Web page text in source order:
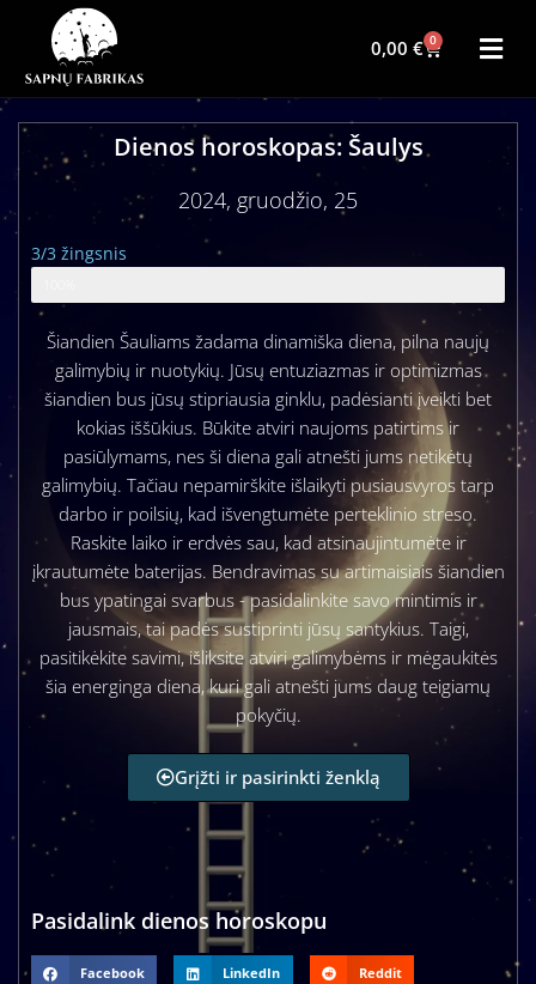
0,00 € 0
Dienos horoskopas: Šaulys
2024, gruodžio, 25
3/3 žingsnis
Šiandien Šauliams žadama dinamiška diena, pilna naujų
galimybių ir nuotykių. Jūsų entuziazmas ir optimizmas
šiandien bus jūsų stipriausia ginklu, padėsianti įveikti bet
kokias iššūkius. Būkite atviri naujoms patirtims ir
pasiūlymams, nes ši diena gali atnešti jums netikėtų
galimybių. Tačiau nepamirškite išlaikyti pusiausvyros tarp
darbo ir poilsių, kad išvengtumėte perteklinio streso.
Raskite laiko ir erdvės sau, kad atsinaujintumėte ir
įkrautumėte baterijas. Bendravimas su artimaisiais šiandien
bus ypatingai svarbus - pasidalinkite savo mintimis ir
jausmais, tai padės sustiprinti jūsų santykius. Taigi,
pasitikėkite savimi, išliksite atviri galimybėms ir mėgaukitės
šia energinga diena, kuri gali atnešti jums daug teigiamų
pokyčių.
Grįžti ir pasirinkti ženklą
Pasidalink dienos horoskopu
Facebook LinkedIn Reddit